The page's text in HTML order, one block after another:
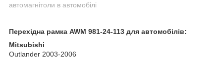
автомагнітоли в автомобілі
Перехідна рамка AWM 981-24-113 для автомобілів:
Mitsubishi
Outlander 2003-2006